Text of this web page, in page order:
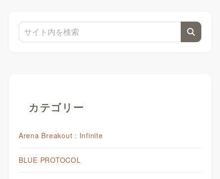
カテゴリー
Arena Breakout : Infinite
BLUE PROTOCOL